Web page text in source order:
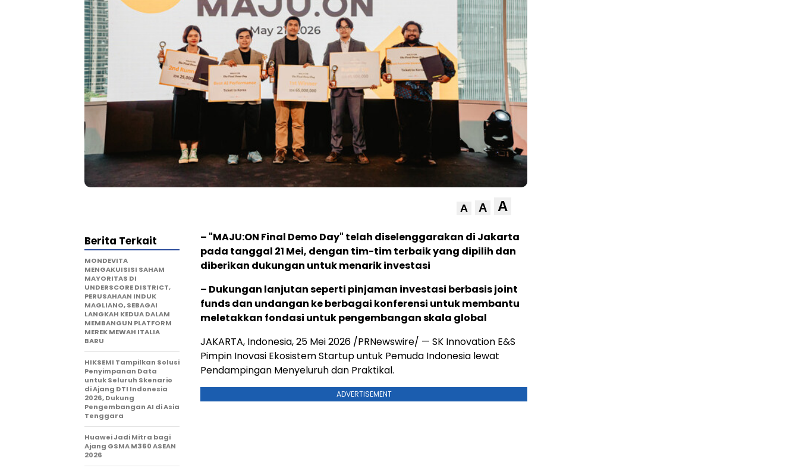
A A A
– "MAJU:ON Final Demo Day" telah diselenggarakan di Jakarta
pada tanggal 21 Mei, dengan tim-tim terbaik yang dipilih dan
diberikan dukungan untuk menarik investasi
– Dukungan lanjutan seperti pinjaman investasi berbasis joint
funds dan undangan ke berbagai konferensi untuk membantu
meletakkan fondasi untuk pengembangan skala global
JAKARTA, Indonesia,25 Mei 2026 /PRNewswire/ — SK Innovation E&S
Pimpin Inovasi Ekosistem Startup untuk Pemuda Indonesia lewat
Pendampingan Menyeluruh dan Praktikal.
ADVERTISEMENT
Berita Terkait
MONDEVITA
MENGAKUISISI SAHAM
MAYORITAS DI
UNDERSCORE DISTRICT,
PERUSAHAAN INDUK
MAGLIANO, SEBAGAI
LANGKAH KEDUA DALAM
MEMBANGUN PLATFORM
MEREK MEWAH ITALIA
BARU
HIKSEMI Tampilkan Solusi
Penyimpanan Data
untuk Seluruh Skenario
di Ajang DTI Indonesia
2026, Dukung
Pengembangan AI di Asia
Tenggara
Huawei Jadi Mitra bagi
Ajang GSMA M360 ASEAN
2026